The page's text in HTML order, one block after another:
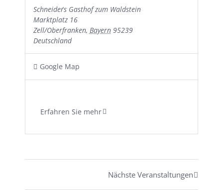
Schneider´s Gasthof zum Waldstein
Marktplatz 16
Zell/Oberfranken, Bayern 95239
Deutschland
Google Map
Erfahren Sie mehr
Nächste Veranstaltungen